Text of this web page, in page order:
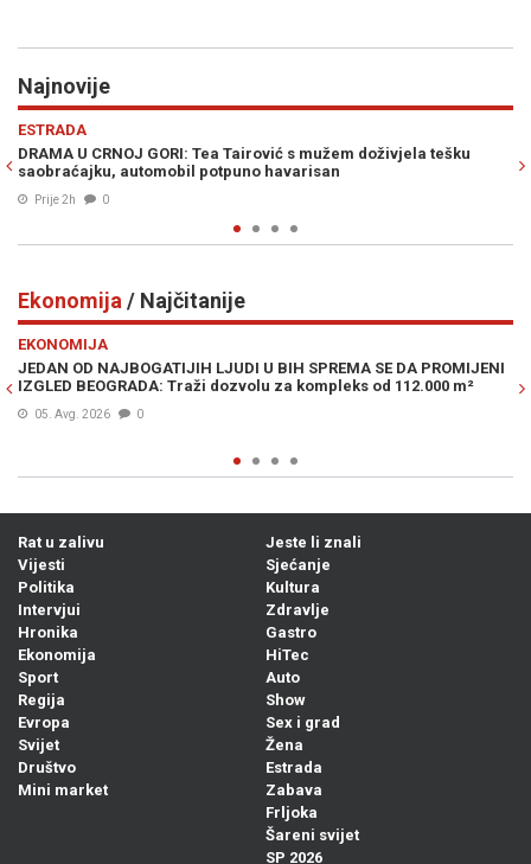
Najnovije
doživjela tešku
BAKIR IZETBEGOVIĆ SIGURAN U
prekrižena, napravili su samo belaj"
Ekonomija / Najčitanije
SE DA PROMIJENI
od 112.000 m²
DRAMATIČNO UPOZORENJE POZNATOG
je krizu 2008., a sad kaže da je moguć
Rat u zalivu
Vijesti
Politika
Intervjui
Hronika
Ekonomija
Sport
Regija
Evropa
Svijet
Društvo
Mini market
Jeste li znali
Sjećanje
Kultura
Zdravlje
Gastro
HiTec
Auto
Show
Sex i grad
Žena
Estrada
Zabava
Frljoka
Šareni svijet
SP 2026